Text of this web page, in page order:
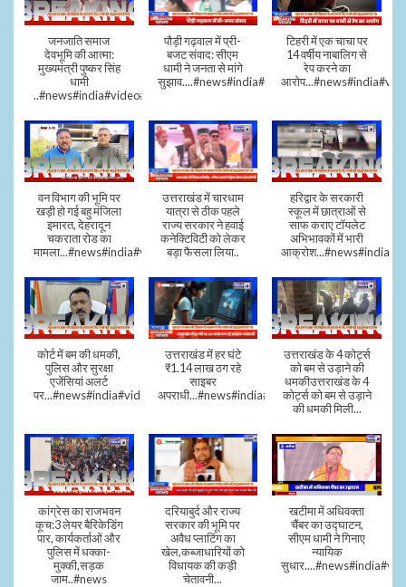
जनजाति समाज
देवभूमि की आत्मा:
मुख्यमंत्री पुष्कर सिंह
धामी
..#news#india#video#viral
पौड़ी गढ़वाल में प्री-
बजट संवाद: सीएम
धामी ने जनता से मांगे
सुझाव....#news#india#video#viral
टिहरी में एक चाचा पर
14 वर्षीय नाबालिग से
रेप करने का
वन विभाग की भूमि पर
खड़ी हो गई बहु मंजिला
इमारत, देहरादून
चकराता रोड का
मामला...#news#india#video
उत्तराखंड में चारधाम
यात्रा से ठीक पहले
राज्य सरकार ने हवाई
कनेक्टिविटी को लेकर
बड़ा फैसला लिया..
हरिद्वार के सरकारी
स्कूल में छात्राओं से
साफ कराए टॉयलेट
अभिभावकों में भारी
आक्रोश...#news#india
कोर्ट में बम की धमकी,
पुलिस और सुरक्षा
एजेंसियां अलर्ट
पर...#news#india#video#viral
उत्तराखंड में हर घंटे
₹1.14 लाख ठग रहे
साइबर
अपराधी...#news#india#video#viral
उत्तराखंड के 4 कोर्ट्स
को बम से उड़ाने की
धमकीउत्तराखंड के 4
कोर्ट्स को बम से उड़ाने
की धमकी मिली...
कांग्रेस का राजभवन
कूच:3 लेयर बैरिकेडिंग
पार, कार्यकर्ताओं और
पुलिस में धक्का-
मुक्की,सड़क
जाम..#news
दरियाबुर्द और राज्य
सरकार की भूमि पर
अवैध प्लाटिंग का
खेल,कब्जाधारियों को
विधायक की कड़ी
चेतावनी...
खटीमा में अधिवक्ता
चैंबर का उद्घाटन,
सीएम धामी ने गिनाए
न्यायिक